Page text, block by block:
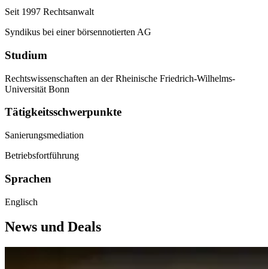
Seit 1997 Rechtsanwalt
Syndikus bei einer börsennotierten AG
Studium
Rechtswissenschaften an der Rheinische Friedrich-Wilhelms-
Universität Bonn
Tätigkeitsschwerpunkte
Sanierungsmediation
Betriebsfortführung
Sprachen
Englisch
News und Deals